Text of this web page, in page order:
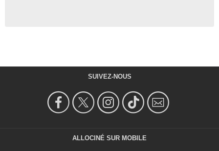
SUIVEZ-NOUS
ALLOCINÉ SUR MOBILE